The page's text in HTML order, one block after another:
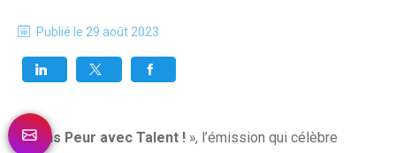
Publié le 29 août 2023
« Sans Peur avec Talent ! », l’émission qui célèbre